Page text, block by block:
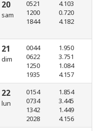
20
sam
0521
1200
1844
4.103
0.720
4.182
21
dim
0044
0622
1250
1935
1.950
3.751
1.084
4.157
22
lun
0154
0734
1342
2028
1.854
3.445
1.449
4.156